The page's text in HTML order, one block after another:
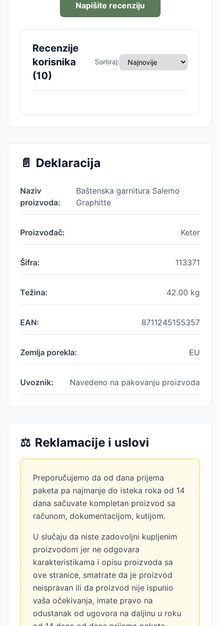
Napišite recenziju
Recenzije
korisnika
(10)
Sortiraj:
📄 Deklaracija
Naziv
proizvoda:
Baštenska garnitura Salemo
Graphitte
Proizvođač: Keter
Šifra: 113371
Težina: 42.00 kg
EAN: 8711245155357
Zemlja porekla: EU
Uvoznik: Navedeno na pakovanju proizvoda
⚖️ Reklamacije i uslovi
Preporučujemo da od dana prijema
paketa pa najmanje do isteka roka od 14
dana sačuvate kompletan proizvod sa
računom, dokumentacijom, kutijom.
U slučaju da niste zadovoljni kupljenim
proizvodom jer ne odgovara
karakteristikama i opisu proizvoda sa
ove stranice, smatrate da je proizvod
neispravan ili da proizvod nije ispunio
vaša očekivanja, imate pravo na
odustanak od ugovora na daljinu u roku